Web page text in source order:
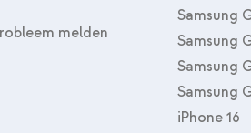
melden
Samsung
Samsung
Samsung
Samsung
iPhone 16